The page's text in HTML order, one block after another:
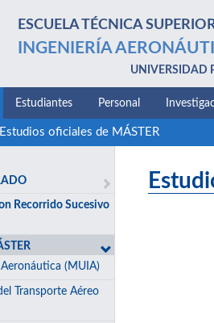
ESCUELA TÉCNICA
INGENIERÍA
UNIVERSIDAD
Estudiantes Personal
Estudios oficiales de MÁSTER
Recorrido Sucesivo
(MUIA)
Transporte Aéreo